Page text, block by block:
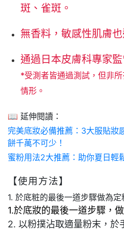
斑、雀斑。
無香料，敏感性肌膚也
通過日本皮膚科專家
*受測者皆通過測試，但非
情形。
📖 延伸閱讀：
完美底妝必備推薦：3大服貼妝
餅千萬不可少！
蜜粉用法2大推薦：助你夏日輕
【使用方法】
1. 於底粧的最後一道步驟做為
1.於底妝的最後一道步驟，
2. 以粉撲沾取適量粉末，於